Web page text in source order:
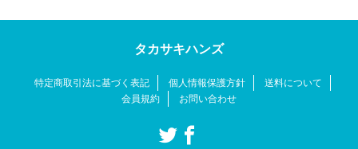
タカサキハンズ
特定商取引法に基づく表記 個人情報保護方針
送料について
会員規約
お問い合わせ